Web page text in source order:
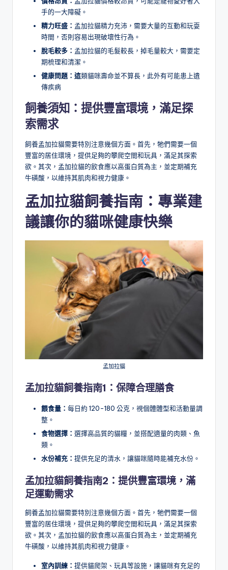
手的一大障礙。
精力旺盛： 孟加拉貓精力充沛，需要大量的互動和玩耍
時間，否則容易出現破壞性行為。
脫毛較多： 孟加拉貓的毛髮較長，掉毛量較大，需要定
期梳理和清潔。
健康問題：這類貓咪壽命並不算長，此外有可能患上遺
傳疾病
飼養須知：提供豐富環境，滿足探
索需求
飼養孟加拉貓需要特別注意幾個方面。首先，牠們需要一個
豐富的居住環境，提供足夠的攀爬空間和玩具，滿足其探索
欲。其次，孟加拉貓的飲食應以高蛋白質為主，並定期補充
牛磺酸，以維持其肌肉和視力健康。
孟加拉貓飼養指南：專業建
議讓你的貓咪健康快樂
孟加拉貓
孟加拉貓飼養指南1：保障合理膳食
餵食量： 每日約 120-180 公克，視個體體型和活動量調
整。
食物選擇： 選擇高品質的貓糧，並搭配適量的肉類、魚
類。
水份補充： 提供充足的清水，讓貓咪隨時能補充水份。
孟加拉貓飼養指南2：提供豐富環境，滿
足運動需求
飼養孟加拉貓需要特別注意幾個方面。首先，牠們需要一個
豐富的居住環境，提供足夠的攀爬空間和玩具，滿足其探索
欲。其次，孟加拉貓的飲食應以高蛋白質為主，並定期補充
牛磺酸，以維持其肌肉和視力健康。
室內訓練： 提供貓爬架、玩具等設施，讓貓咪有充足的